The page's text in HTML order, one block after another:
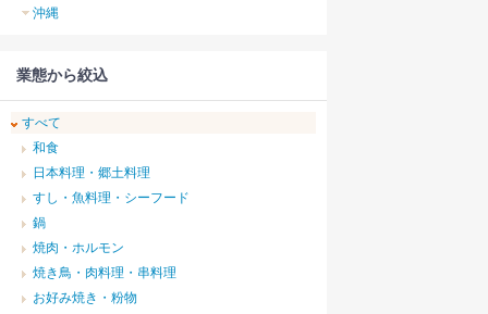
沖縄
業態から絞込
すべて
和食
日本料理・郷土料理
すし・魚料理・シーフード
鍋
焼肉・ホルモン
焼き鳥・肉料理・串料理
お好み焼き・粉物